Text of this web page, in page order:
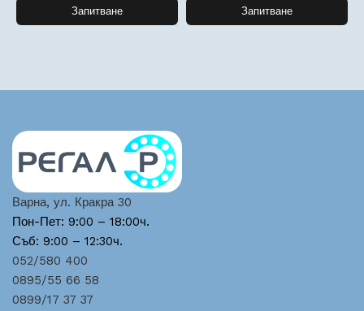
Запитване Запитване
Варна, ул. Кракра 30
Пон-Пет: 9:00 – 18:00ч.
Съб: 9:00 – 12:30ч.
052/580 400
0895/55 66 58
0899/17 37 37